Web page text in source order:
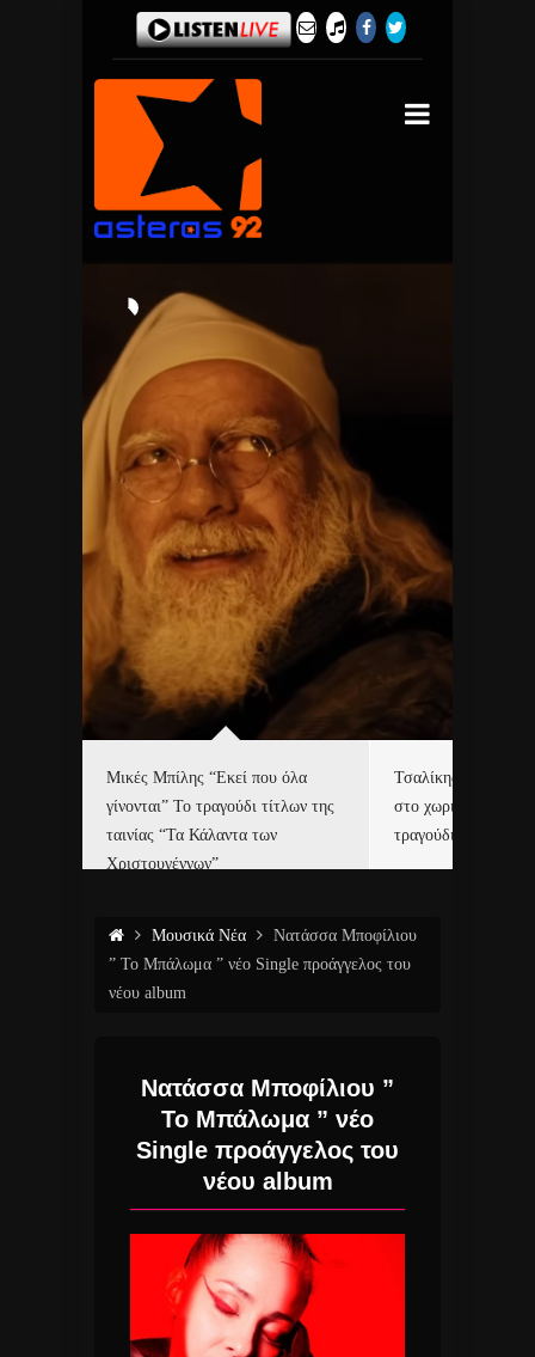
Μικές Μπίλης “Εκεί που όλα
γίνονται” Το τραγούδι τίτλων της
ταινίας “Τα Κάλαντα των
Χριστουγέννων”
Τσαλίκης,
στο χωριό του Άι
τραγούδι και video
Μουσικά Νέα
Νατάσσα Μποφίλιου
” Το Μπάλωμα ” νέο Single προάγγελος του
νέου album
Νατάσσα Μποφίλιου ”
Το Μπάλωμα ” νέο
Single προάγγελος του
νέου album